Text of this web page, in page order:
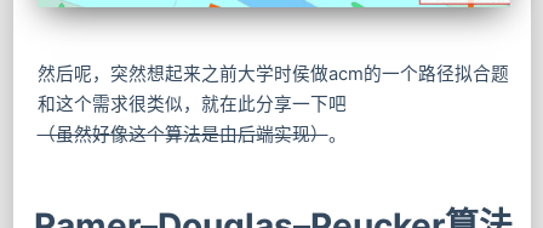
然后呢，突然想起来之前大学时侯做acm的一个路径拟合题
和这个需求很类似，就在此分享一下吧
（虽然好像这个算法是由后端实现）。